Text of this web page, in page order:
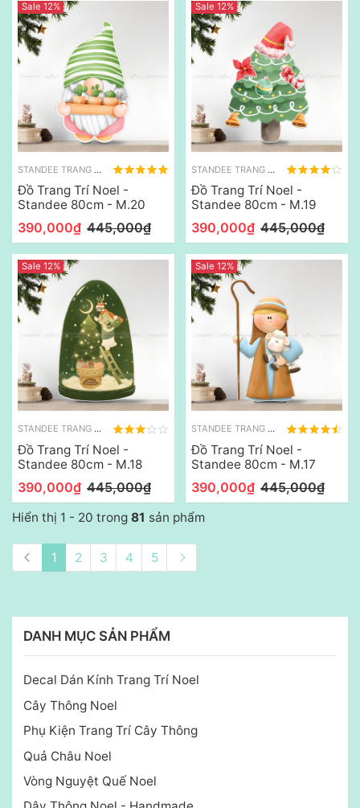
DANH MỤC SẢN PHẨM
Decal Dán Kính Trang Trí Noel
Cây Thông Noel
Phụ Kiện Trang Trí Cây Thông
Quả Châu Noel
Vòng Nguyệt Quế Noel
Sale 12%
STANDEE TRANG TRÍ NOEL
Đồ Trang Trí Noel -
Standee 80cm - M.20
390,000₫ 445,000₫
Sale 12%
STANDEE TRANG TRÍ NOEL
Đồ Trang Trí Noel -
Standee 80cm - M.19
390,000₫ 445,000₫
Sale 12%
STANDEE TRANG TRÍ NOEL
Đồ Trang Trí Noel -
Standee 80cm - M.18
390,000₫ 445,000₫
Sale 12%
STANDEE TRANG TRÍ NOEL
Đồ Trang Trí Noel -
Standee 80cm - M.17
390,000₫ 445,000₫
Hiển thị 1 - 20 trong 81 sản phẩm
1 2 3 4 5